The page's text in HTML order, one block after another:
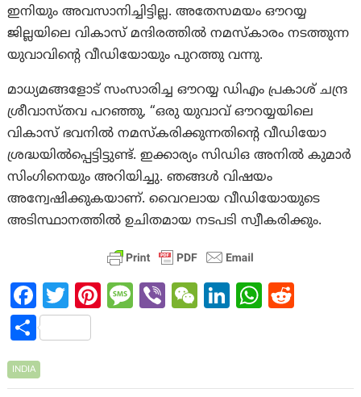
ഇനിയും അവസാനിച്ചിട്ടില്ല. അതേസമയം ഔറയ്യ
ജില്ലയിലെ വികാസ് മന്ദിരത്തിൽ നമസ്‌കാരം നടത്തുന്ന
യുവാവിന്റെ വീഡിയോയും പുറത്തു വന്നു.
മാധ്യമങ്ങളോട് സംസാരിച്ച ഔറയ്യ ഡിഎം പ്രകാശ് ചന്ദ്ര
ശ്രീവാസ്തവ പറഞ്ഞു, “ഒരു യുവാവ് ഔറയ്യയിലെ
വികാസ് ഭവനിൽ നമസ്‌കരിക്കുന്നതിന്റെ വീഡിയോ
ശ്രദ്ധയിൽപ്പെട്ടിട്ടുണ്ട്. ഇക്കാര്യം സിഡിഒ അനിൽ കുമാർ
സിംഗിനെയും അറിയിച്ചു. ഞങ്ങൾ വിഷയം
അന്വേഷിക്കുകയാണ്. വൈറലായ വീഡിയോയുടെ
അടിസ്ഥാനത്തിൽ ഉചിതമായ നടപടി സ്വീകരിക്കും.
Fa
ce
b
o
T
w
itt
Pi M Vi W Li W
S
h
ar
INDIA